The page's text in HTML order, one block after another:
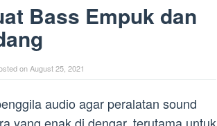
Bass Empuk dan
onAugust 25, 2021
audio agar peralatan sound